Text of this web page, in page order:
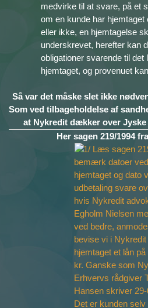
medvirke til at svare, på et
om en kunde har hjemtaget
eller ikke, en hjemtagelse
underskrevet, herefter kan
obligationer svarende til det
hjemtaget, og provenuet
Så var det måske slet ikke
Som ved tilbageholdelse af
at Nykredit dækker over
Her sagen 219/1994